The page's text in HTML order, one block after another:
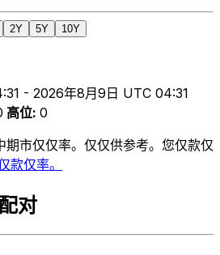
2Y 5Y 10Y
- 2026年8月9日 UTC 04:31
高位: 0
期市仅仅率。仅仅供参考。您仅款仅
款仅率。
对